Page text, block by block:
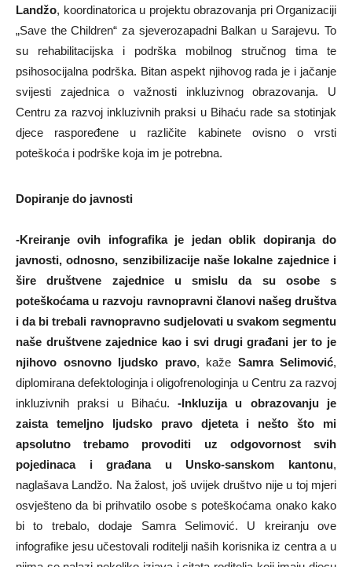
Landžo, koordinatorica u projektu obrazovanja pri Organizaciji
„Save the Children“ za sjeverozapadni Balkan u Sarajevu. To
su rehabilitacijska i podrška mobilnog stručnog tima te
psihosocijalna podrška. Bitan aspekt njihovog rada je i jačanje
svijesti zajednica o važnosti inkluzivnog obrazovanja. U
Centru za razvoj inkluzivnih praksi u Bihaću rade sa stotinjak
djece raspoređene u različite kabinete ovisno o vrsti
poteškoća i podrške koja im je potrebna.
Dopiranje do javnosti
-Kreiranje ovih infografika je jedan oblik dopiranja do
javnosti, odnosno, senzibilizacije naše lokalne zajednice i
šire društvene zajednice u smislu da su osobe s
poteškoćama u razvoju ravnopravni članovi našeg društva
i da bi trebali ravnopravno sudjelovati u svakom segmentu
naše društvene zajednice kao i svi drugi građani jer to je
njihovo osnovno ljudsko pravo, kaže Samra Selimović,
diplomirana defektologinja i oligofrenologinja u Centru za razvoj
inkluzivnih praksi u Bihaću.-Inkluzija u obrazovanju je
zaista temeljno ljudsko pravo djeteta i nešto što mi
apsolutno trebamo provoditi uz odgovornost svih
pojedinaca i građana u Unsko-sanskom kantonu,
naglašava Landžo. Na žalost, još uvijek društvo nije u toj mjeri
osvješteno da bi prihvatilo osobe s poteškoćama onako kako
bi to trebalo, dodaje Samra Selimović. U kreiranju ove
infografike jesu učestovali roditelji naših korisnika iz centra a u